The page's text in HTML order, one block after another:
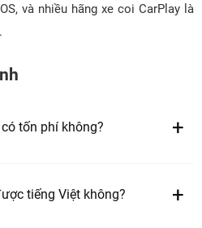
và nhiều hãng xe coi CarPlay là
tốn phí không?
tiếng Việt không?